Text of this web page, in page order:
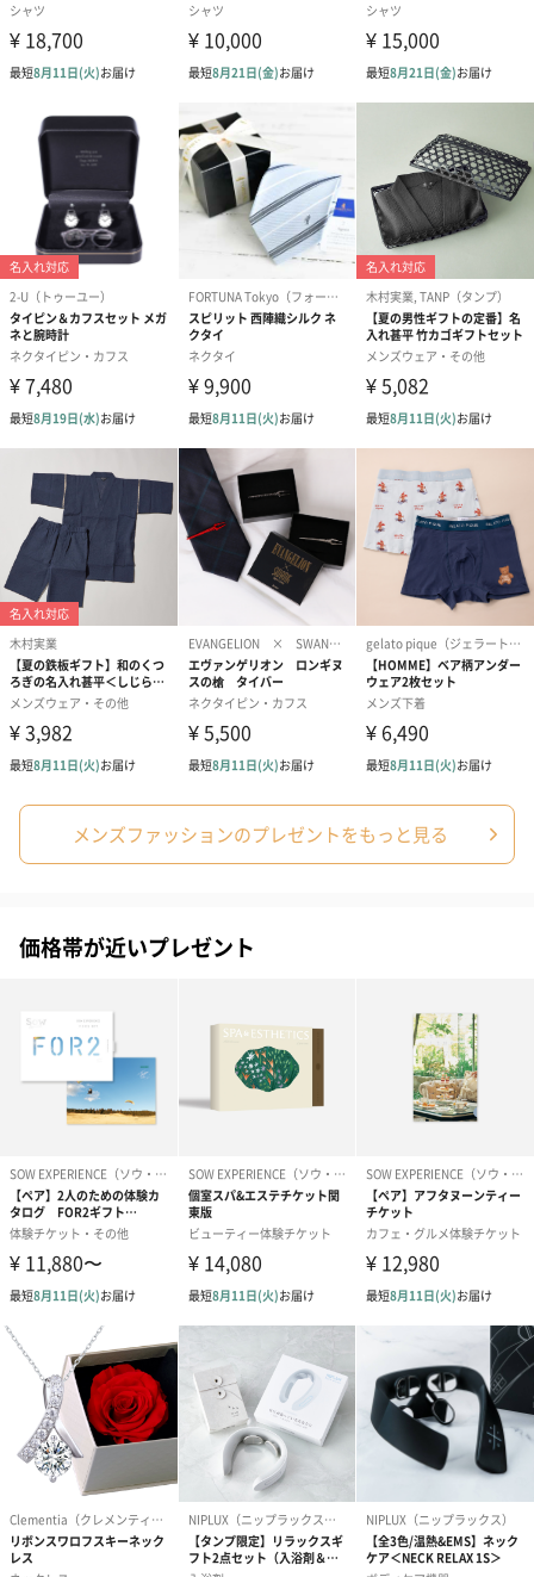
※内部への水の侵入を完全に防ぐものではありませ
サイズ（外装
幅310mm×奥行230mm×高さ490mm
外装
台紙＋ポリプロピレン袋
※商品本体にプラスチックの袋と台紙がついている状
態です
重さ
約1110g
お届け内容
バッグ本体×1
原産国
カンボジア
メンズファッションのプレゼントをもっと見る
価格帯が近いプレゼント